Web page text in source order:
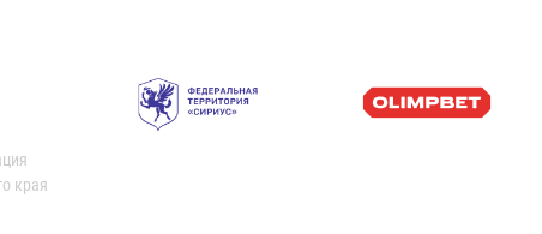
края